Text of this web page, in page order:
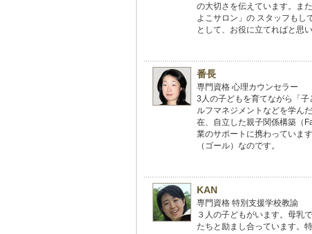
の大切さを伝えています。ま
よこサロン」の スタッフもし
として、お役に立てればと思い
番長
専門資格 心理カウンセラー
3人の子どもを育てながら「
ルフマネジメントなどを学ん
在、自立した親子関係構築（
業のサポートに携わっていま
（ゴール）なのです。
KAN
専門資格 特別支援学校教諭
３人の子どもがいます。母乳
たちと励まし合っています。